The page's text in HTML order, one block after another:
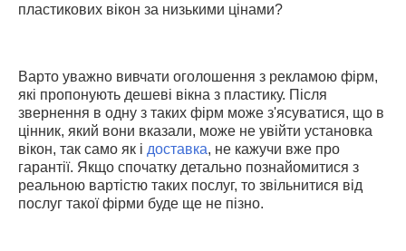
пластикових вікон за низькими цінами?
Варто уважно вивчати оголошення з рекламою фірм,
які пропонують дешеві вікна з пластику. Після
звернення в одну з таких фірм може з'ясуватися, що в
цінник, який вони вказали, може не увійти установка
вікон, так само як і доставка, не кажучи вже про
гарантії. Якщо спочатку детально познайомитися з
реальною вартістю таких послуг, то звільнитися від
послуг такої фірми буде ще не пізно.